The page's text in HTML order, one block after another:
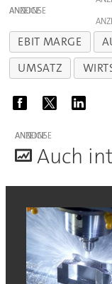
ANZEIGE
EBIT MARGE
UMSATZ
ANZEIGE
Auch